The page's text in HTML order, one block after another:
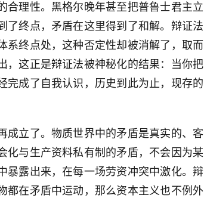
合理性。黑格尔晚年甚至把普鲁士君主立
终点，矛盾在这里得到了和解。辩证法
系终点处，这种否定性却被消解了，取而
，这正是辩证法被神秘化的结果：当你把
完成了自我认识，历史到此为止，现存的
成立了。物质世界中的矛盾是真实的、客
化与生产资料私有制的矛盾，不会因为某
暴露出来，在每一场劳资冲突中激化。辩
都在矛盾中运动，那么资本主义也不例外